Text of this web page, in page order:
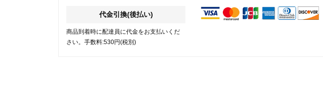
代金引換(後払い)
商品到着時に配達員に代金をお支払いくだ
さい。手数料:530円(税別)